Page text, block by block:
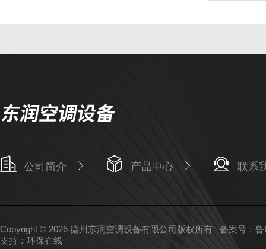
公司简介 产品中心 联系
Copyright © 2026 德州东润空调设备有限公司版权所有备案号：
支持： 环保在线